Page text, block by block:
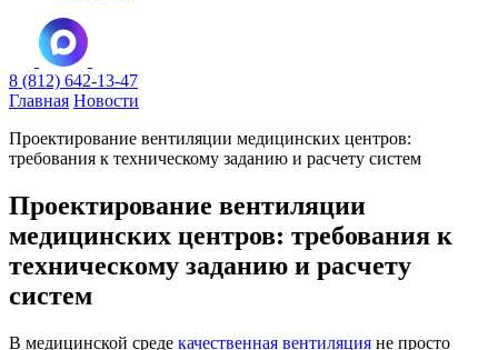
8 (812) 642-13-47
Главная Новости
Проектирование вентиляции медицинских центров:
требования к техническому заданию и расчету систем
Проектирование вентиляции
медицинских центров: требования к
техническому заданию и расчету
систем
В медицинской среде качественная вентиляция не просто